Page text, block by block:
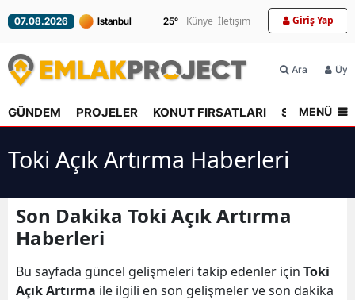
07.08.2026 25° Künye İletişim Giriş Yap
Ara
GÜNDEM PROJELER KONUT FIRSATLARI SEKTÖR
MENÜ
Toki Açık Artırma Haberleri
Son Dakika Toki Açık Artırma
Haberleri
Bu sayfada güncel gelişmeleri takip edenler için Toki
Açık Artırma ile ilgili en son gelişmeler ve son dakika